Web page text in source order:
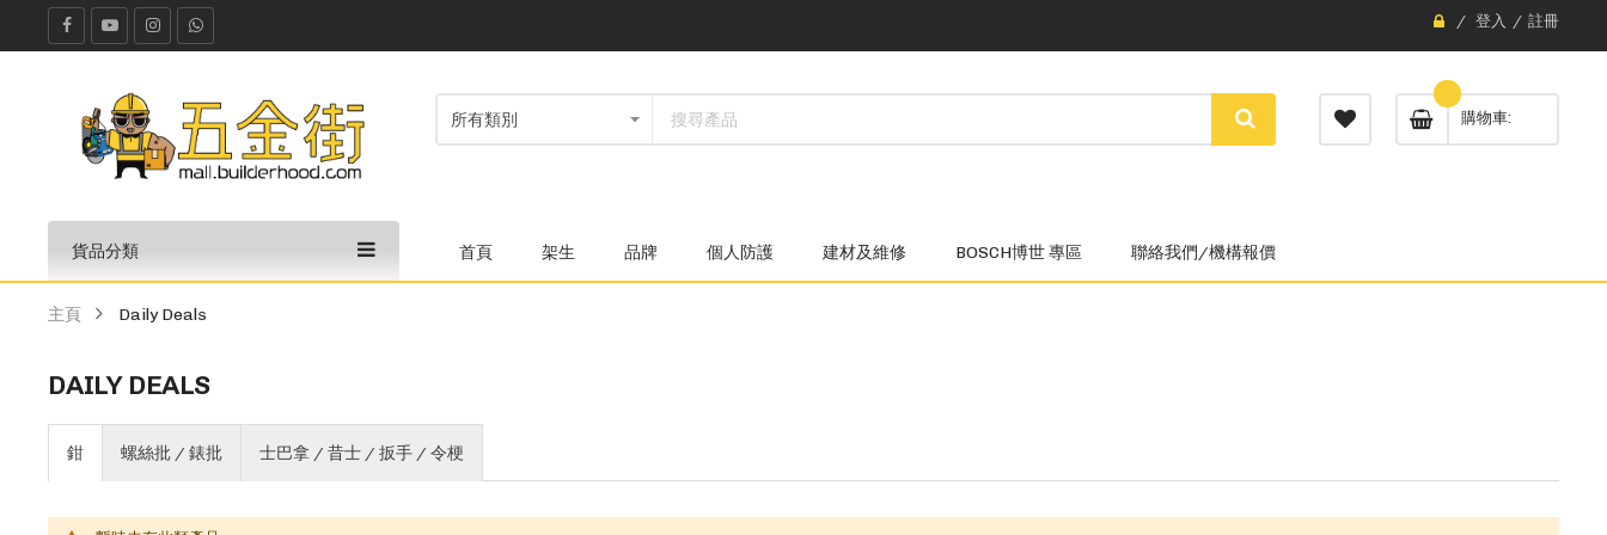
登入 註冊
購物車
貨品分類 首頁 架生 品牌 個人防護 建材及維修 BOSCH博世 專區 聯絡我們/機構報價
主頁 Daily Deals
DAILY DEALS
鉗 螺絲批 / 錶批 士巴拿 / 昔士 / 扳手 / 令梗